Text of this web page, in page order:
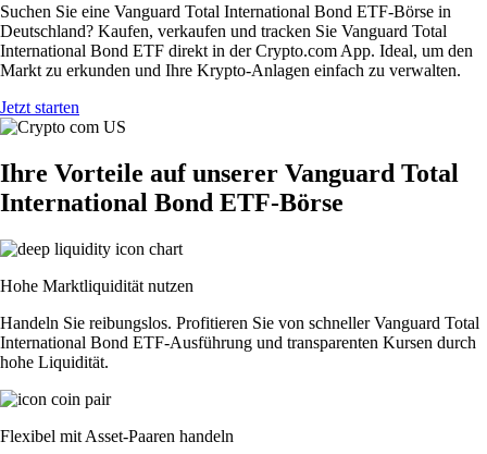
Suchen Sie eine Vanguard Total International Bond ETF-Börse in
Deutschland? Kaufen, verkaufen und tracken Sie Vanguard Total
International Bond ETF direkt in der Crypto.com App. Ideal, um den
Markt zu erkunden und Ihre Krypto-Anlagen einfach zu verwalten.
Jetzt starten
Ihre Vorteile auf unserer Vanguard Total
International Bond ETF-Börse
Hohe Marktliquidität nutzen
Handeln Sie reibungslos. Profitieren Sie von schneller Vanguard Total
International Bond ETF-Ausführung und transparenten Kursen durch
hohe Liquidität.
Flexibel mit Asset-Paaren handeln